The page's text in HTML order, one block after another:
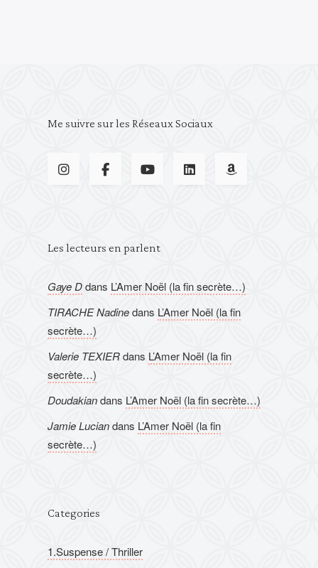
Me suivre sur les Réseaux Sociaux
Les lecteurs en parlent
Gaye Ddans L’Amer Noël (la fin secrète…)
TIRACHE Nadinedans L’Amer Noël (la fin
secrète…)
Valerie TEXIERdans L’Amer Noël (la fin
secrète…)
Doudakiandans L’Amer Noël (la fin secrète…)
Jamie Luciandans L’Amer Noël (la fin
secrète…)
Categories
1.Suspense / Thriller